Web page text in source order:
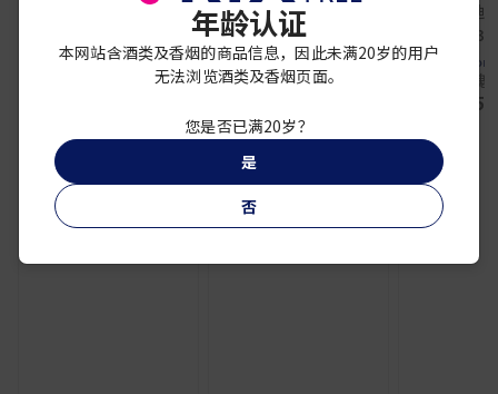
百龄坛21年 500ml COACH
蔻驰梦想之旅女士香水
¥ 10,800
Dior/
DIOR迪奥
¥
年龄认证
本网站含酒类及香烟的商品信息，因此未满20岁的用户
无法浏览酒类及香烟页面。
您是否已满20岁？
是
否